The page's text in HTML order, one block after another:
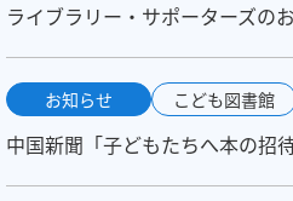
ライブラリー・サポーターズ
お知らせ こども図書館
中国新聞「子どもたちへ本の